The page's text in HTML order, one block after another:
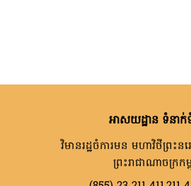
អាសយដ្ឋាន ទំនា
វិមានរដ្ឋចំការមន មហាវិថីព្រះន
ព្រះរាជាណាចក្រកម្